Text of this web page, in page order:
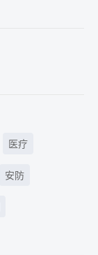
医疗
安防